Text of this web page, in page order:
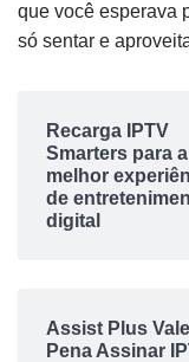
que você esperava
só sentar e
Recarga IPTV
Smarters para a
melhor
de
digital
Assist Plus
Pena Assinar